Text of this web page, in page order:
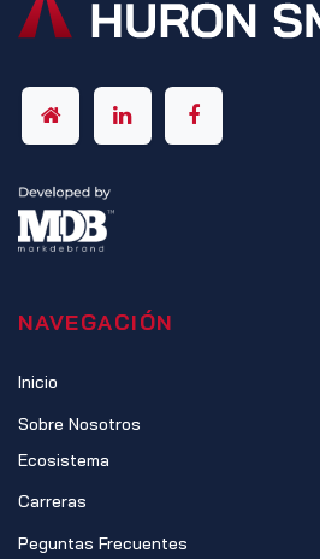
NAVEGACIÓN
Inicio
Sobre Nosotros
Ecosistema
Carreras
Peguntas Frecuentes